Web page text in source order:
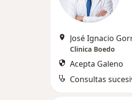
Clinica Boedo
Acepta Galeno